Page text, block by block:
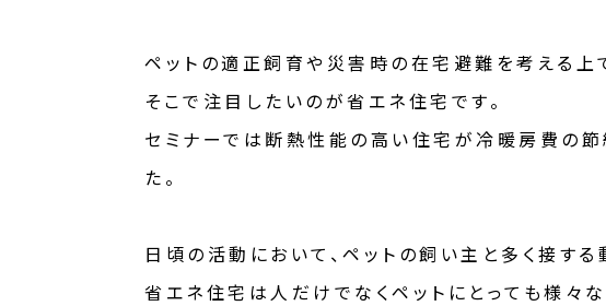
ペットの適正飼育や災害時の在宅避難を考える上
そこで注目したいのが省エネ住宅です。
セミナーでは断熱性能の高い住宅が冷暖房費の節
た。
日頃の活動において、ペットの飼い主と多く接す
省エネ住宅は人だけでなくペットにとっても様々